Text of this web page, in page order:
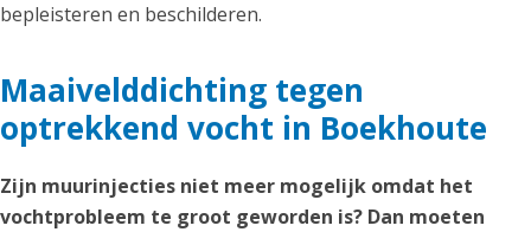
bepleisteren en beschilderen.
Maaivelddichting tegen
optrekkend vocht in Boekhoute
Zijn muurinjecties niet meer mogelijk omdat het
vochtprobleem te groot geworden is? Dan moeten